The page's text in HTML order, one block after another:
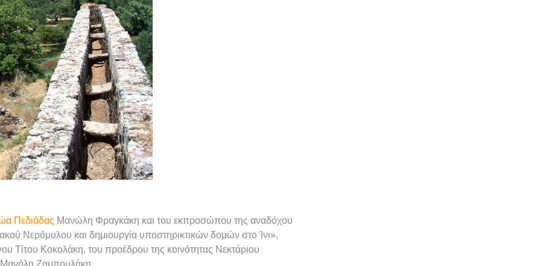
Πεδιάδας Μανώλη Φραγκάκη και του εκπροσώπου της αναδόχου
Νερόμυλου και δημιουργία υποστηρικτικών δομών στο Ίνι»,
Τίτου Κοκολάκη, του προέδρου της κοινότητας Νεκτάριου
Μανόλη Ζαμπουλάκη.